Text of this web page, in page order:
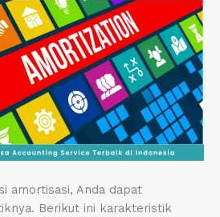
amortisasi, Anda dapat
Berikut ini karakteristik